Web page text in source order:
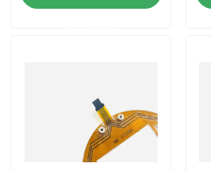
Contact à membrane